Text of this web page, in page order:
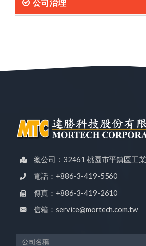
公司治理
總公司：32461 桃園市平鎮區工
電話：+886-3-419-5560
傳真：+886-3-419-2610
信箱：service@mortech.com.tw